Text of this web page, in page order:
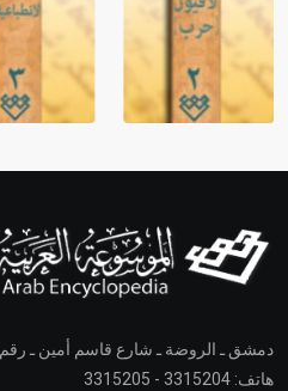
دمشق ـ الروضة ـ شارع قاسم أمين ـ رقم 39
هاتف: 3315204 - 3315205